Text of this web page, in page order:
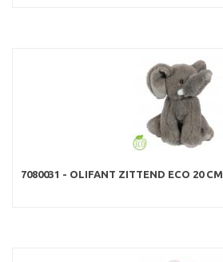
7080031 - OLIFANT ZITTEND ECO 20 CM